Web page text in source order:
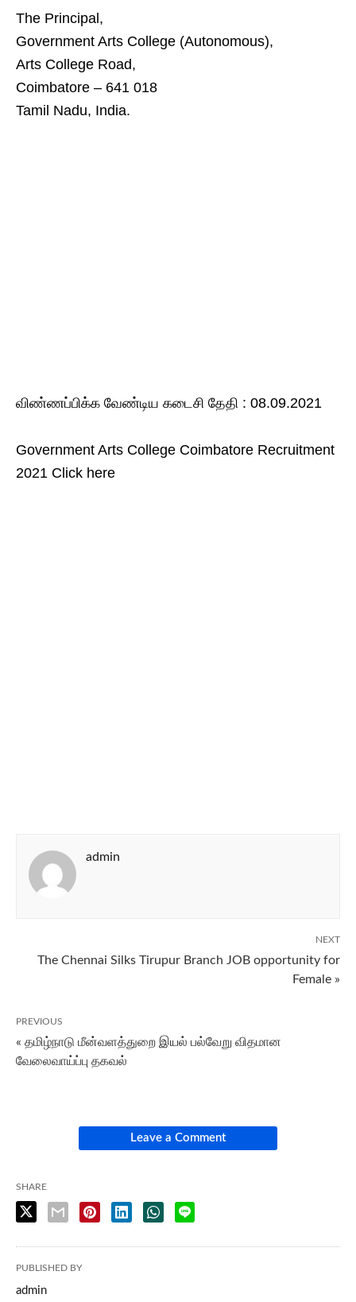
The Principal,
Government Arts College (Autonomous),
Arts College Road,
Coimbatore – 641 018
Tamil Nadu, India.
விண்ணப்பிக்க வேண்டிய கடைசி தேதி : 08.09.2021
Government Arts College Coimbatore Recruitment
2021 Click here
admin
NEXT
The Chennai Silks Tirupur Branch JOB opportunity for
Female »
PREVIOUS
« தமிழ்நாடு மீன்வளத்துறை இயல் பல்வேறு விதமான
வேலைவாய்ப்பு தகவல்
Leave a Comment
SHARE
PUBLISHED BY
admin